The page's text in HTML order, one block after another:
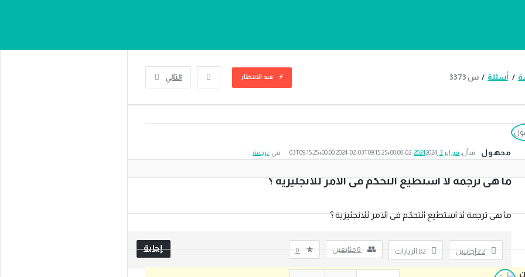
/ أسئلة / س 3373 التالي قيد الانتظار
مجهول سأل: فبراير 3, 2024 2024-02-03T09:15:25+00:00
2024-02-03T09:15:25+00:00 في: ترجمة
ما هى ترجمة لا استطيع التحكم فى الامر للانجليزية ؟
ما هى ترجمة لا استطيع التحكم فى الامر للانجليزية ؟
2‫2 إجابتين 82الزيارات 0متابعين 0 إجابة